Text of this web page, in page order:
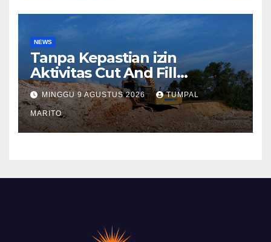
NEWS
Tanpa Kepastian izin
Aktivitas Cut And Fill
Sekupang Ganggu warga
dan Pengguna jalan
MINGGU 9 AGUSTUS 2026 TUMPAL
MARITO